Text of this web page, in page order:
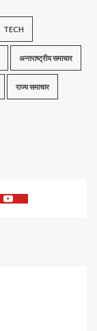
TECH
अन्तराष्ट्रीय समाचार
राज्य समाचार